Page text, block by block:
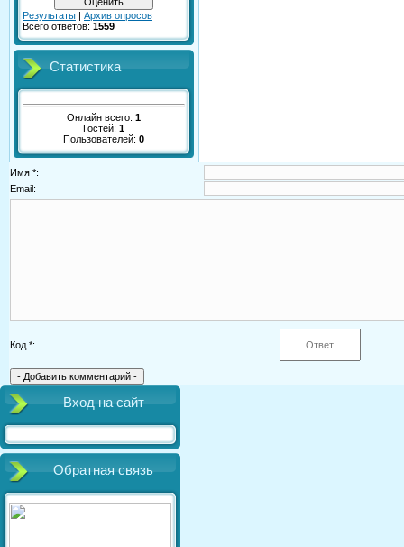
Результаты | Архив опросов
Всего ответов: 1559
Статистика
Онлайн всего: 1
Гостей: 1
Пользователей: 0
Имя *:
Email:
Код *:
Вход на сайт
Обратная связь